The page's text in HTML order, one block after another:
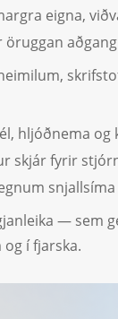
eigna,
hljóðnema og
skjár fyrir
— sem
í fjarska.